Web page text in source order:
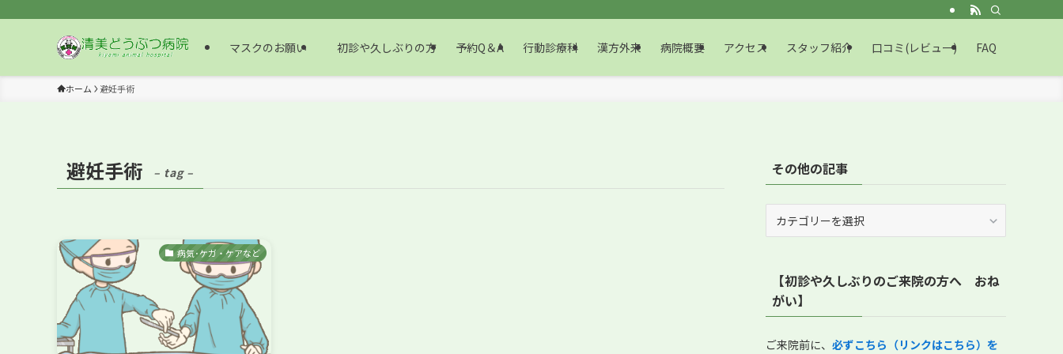
マスクのお願い 初診や久しぶりの方 予約Q＆A 行動診療科 漢方外来 病院概要 アクセス スタッフ紹介 口コミ(レビュー) FAQ
ホーム 避妊手術
避妊手術 – tag –
病気･ケガ・ケアなど
その他の記事
事
【初診や久しぶりのご来院の方へ おね
がい】
ご来院前に、 必ずこちら（リンクはこちら）を